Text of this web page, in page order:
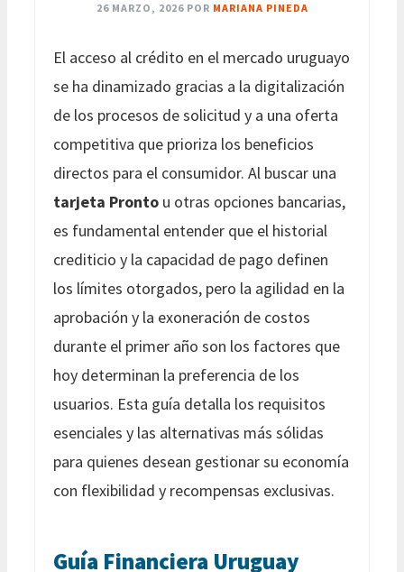
26 MARZO, 2026 POR MARIANA PINEDA
El acceso al crédito en el mercado uruguayo
se ha dinamizado gracias a la digitalización
de los procesos de solicitud y a una oferta
competitiva que prioriza los beneficios
directos para el consumidor. Al buscar una
tarjeta Pronto u otras opciones bancarias,
es fundamental entender que el historial
crediticio y la capacidad de pago definen
los límites otorgados, pero la agilidad en la
aprobación y la exoneración de costos
durante el primer año son los factores que
hoy determinan la preferencia de los
usuarios. Esta guía detalla los requisitos
esenciales y las alternativas más sólidas
para quienes desean gestionar su economía
con flexibilidad y recompensas exclusivas.
Guía Financiera Uruguay